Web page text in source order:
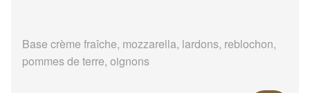
Base crème fraîche, mozzarella, lardons, reblochon,
pommes de terre, oignons